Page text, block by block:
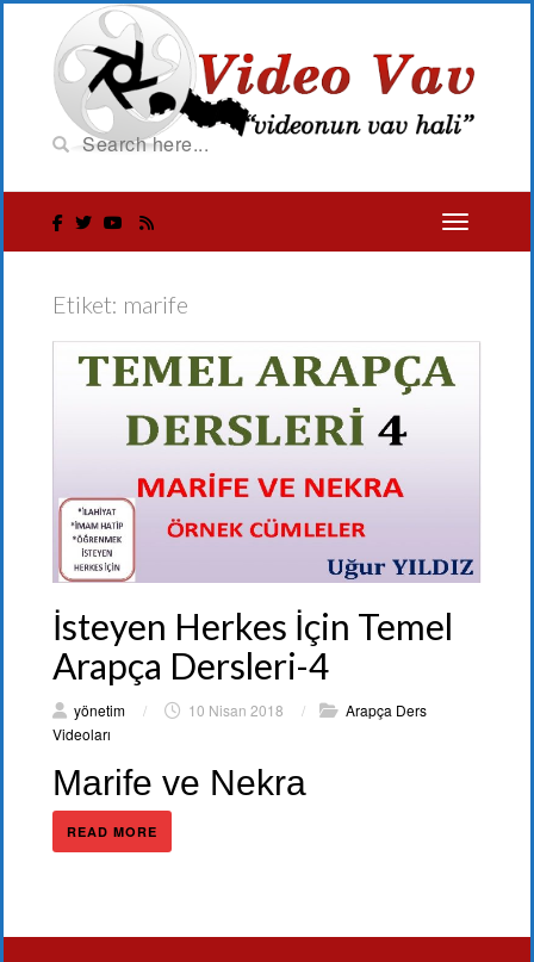
Etiket: marife
İsteyen Herkes İçin Temel
Arapça Dersleri-4
yönetim / 10 Nisan 2018 /
Arapça Ders
Videoları
Marife ve Nekra
READ MORE